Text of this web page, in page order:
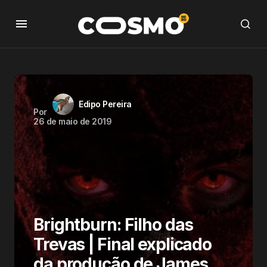
Por
Edipo Pereira
26 de maio de 2019
Brightburn: Filho das
Trevas | Final explicado